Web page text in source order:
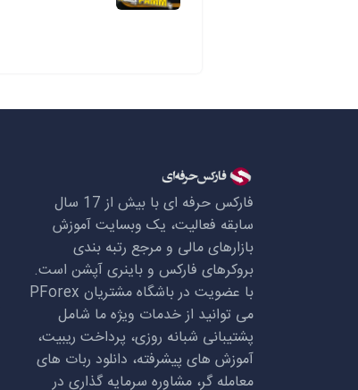
فارکس حرفه ای با بیش از 17 سال
سابقه فعالیت، یک وبسایت آموزش
بازارهای مالی و مرجع رتبه بندی
بروکرهای فارکس و باینری آپشن است.
با عضویت در باشگاه مشتریان PForex
می توانید از خدمات ویژه ما شامل
پشتیبانی شبانه روزی، پرداخت ریبیت،
آموزش های پیشرفته، دانلود ربات های
معامله گر، مشاوره سرمایه گذاری در